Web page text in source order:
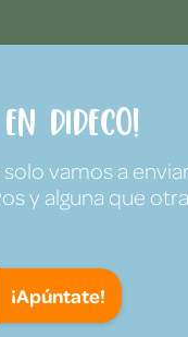
Dideco!
vamos a
y alguna que otra
¡Apúntate!